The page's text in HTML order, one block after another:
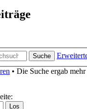
Suche
• Die Suche ergab